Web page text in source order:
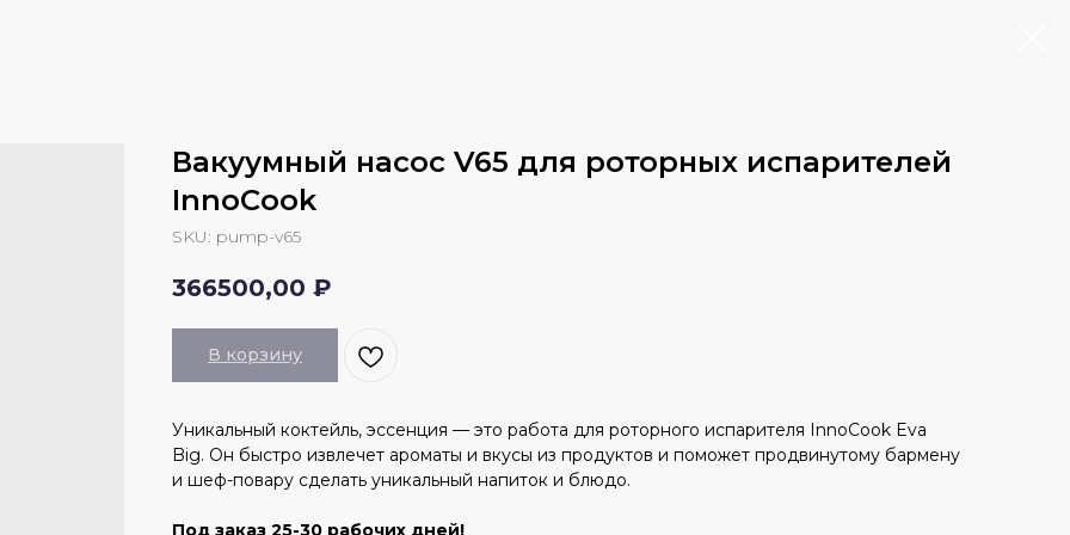
Вакуумный насос V65 для роторных испарителей
InnoCook
SKU: pump-v65
366500,00 ₽
В корзину
Уникальный коктейль, эссенция — это работа для роторного испарителя InnoCook Eva
Big. Он быстро извлечет ароматы и вкусы из продуктов и поможет продвинутому бармену
и шеф-повару сделать уникальный напиток и блюдо.
Под заказ 25-30 рабочих дней!